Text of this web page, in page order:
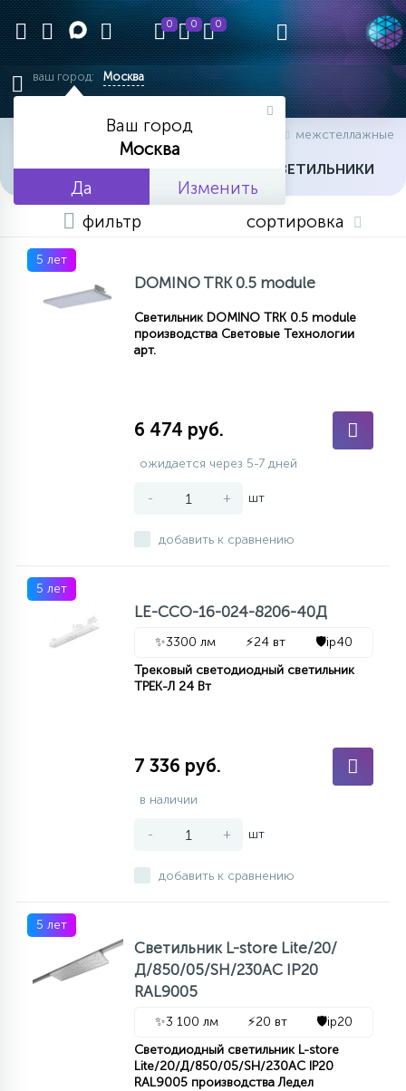
0 0 0
ваш город: Москва
Ваш город
Москва
Да
Изменить
каталог товаров межстеллажные
МЕЖСТЕЛЛАЖНЫЕ ТРЕКОВЫЕ СВЕТИЛЬНИКИ
фильтр сортировка
5 лет
DOMINO TRK 0.5 module
Светильник DOMINO TRK 0.5 module
производства Световые Технологии
арт.
6 474 руб.
ожидается через 5-7 дней
- + шт
добавить к сравнению
5 лет
LE-ССО-16-024-8206-40Д
✨3300 лм ⚡24 вт 🛡️ip40
Трековый светодиодный светильник
ТРЕК-Л 24 Вт
7 336 руб.
в наличии
- + шт
добавить к сравнению
5 лет
Светильник L-store Lite/20/
Д/850/05/SH/230AC IP20
RAL9005
✨3 100 лм ⚡20 вт 🛡️ip20
Светодиодный светильник L-store
Lite/20/Д/850/05/SH/230AC IP20
RAL9005 производства Ледел